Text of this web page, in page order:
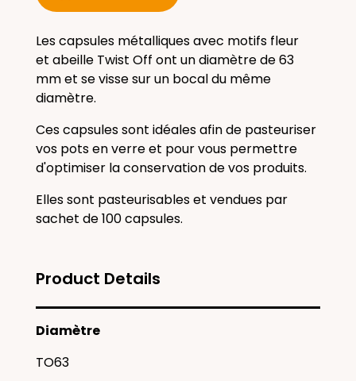
Les capsules métalliques avec motifs fleur
et abeille Twist Off ont un diamètre de 63
mm et se visse sur un bocal du même
diamètre.
Ces capsules sont idéales afin de pasteuriser
vos pots en verre et pour vous permettre
d'optimiser la conservation de vos produits.
Elles sont pasteurisables et vendues par
sachet de 100 capsules.
Product Details
Diamètre
TO63